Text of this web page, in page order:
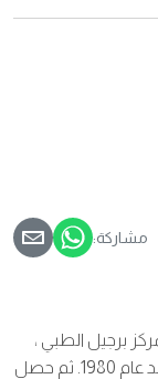
مشاركة:
برجيل الطبي ،
الشامخة. تخرج من كلية كاليكوت الطبية في الهند عام 1980. ثم حصل